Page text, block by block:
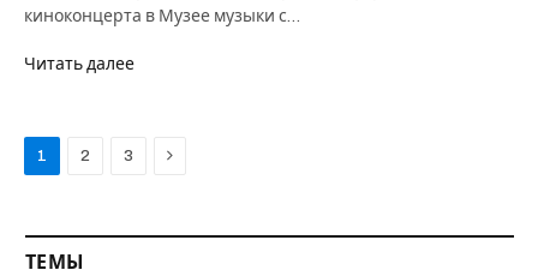
киноконцерта в Музее музыки с…
Читать далее
1 2 3 Next
ТЕМЫ